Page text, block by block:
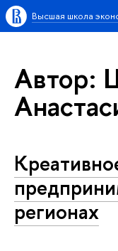
Высшая школа
Автор:
регионах